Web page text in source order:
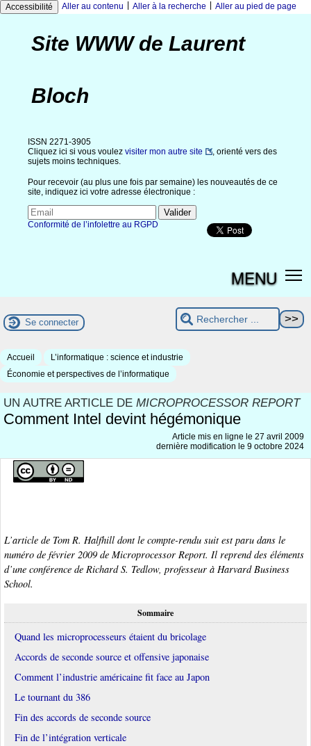
Accessibilité Aller au contenu Aller à la recherche Aller au pied de page
Site WWW de Laurent
Bloch
ISSN 2271-3905
Cliquez ici si vous voulez visiter mon autre site
, orienté vers des
sujets moins techniques.
Pour recevoir (au plus une fois par semaine) les nouveautés de ce
site, indiquez ici votre adresse électronique :
Conformité de l’infolettre au RGPD
MENU
Se connecter
Accueil
L’informatique : science et industrie
Économie et perspectives de l’informatique
UN AUTRE ARTICLE DE MICROPROCESSOR REPORT
Comment Intel devint hégémonique
Article mis en ligne le 27 avril 2009
dernière modification le 9 octobre 2024
L’article de Tom R. Halfhill dont le compte-rendu suit est paru dans le
numéro de février 2009 de Microprocessor Report. Il reprend des éléments
d’une conférence de Richard S. Tedlow, professeur à Harvard Business
School.
Sommaire
Quand les microprocesseurs étaient du bricolage
Accords de seconde source et offensive japonaise
Comment l’industrie américaine fit face au Japon
Le tournant du 386
Fin des accords de seconde source
Fin de l’intégration verticale